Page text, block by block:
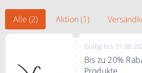
Alle (2) Aktion (1)
Gültig bis
Bis zu 20%
Produkte